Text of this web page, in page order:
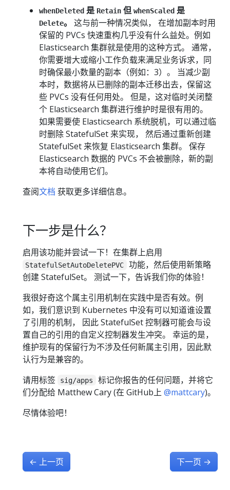
whenDeleted 是 Retain 但 whenScaled 是
Delete。 这与前一种情况类似， 在增加副本时用
保留的 PVCs 快速重构几乎没有什么益处。例如
Elasticsearch 集群就是使用的这种方式。 通常，
你需要增大或缩小工作负载来满足业务诉求，同
时确保最小数量的副本（例如：3）。 当减少副
本时，数据将从已删除的副本迁移出去，保留这
些 PVCs 没有任何用处。 但是，这对临时关闭整
个 Elasticsearch 集群进行维护时是很有用的。
如果需要使 Elasticsearch 系统脱机，可以通过临
时删除 StatefulSet 来实现， 然后通过重新创建
StatefulSet 来恢复 Elasticsearch 集群。 保存
Elasticsearch 数据的 PVCs 不会被删除，新的副
本将自动使用它们。
查阅文档 获取更多详细信息。
下一步是什么？
启用该功能并尝试一下！在集群上启用
StatefulSetAutoDeletePVC
功能，然后使用新策略
创建 StatefulSet。 测试一下，告诉我们你的体验！
我很好奇这个属主引用机制在实践中是否有效。例
如，我们意识到 Kubernetes 中没有可以知道谁设置
了引用的机制， 因此 StatefulSet 控制器可能会与设
置自己的引用的自定义控制器发生冲突。 幸运的是，
维护现有的保留行为不涉及任何新属主引用，因此默
认行为是兼容的。
请用标签
sig/apps
标记你报告的任何问题，并将它
们分配给 Matthew Cary (在 GitHub上 @mattcary)。
尽情体验吧！
← 上一页 下一页 →